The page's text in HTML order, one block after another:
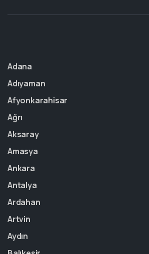
Adana
Adıyaman
Afyonkarahisar
Ağrı
Aksaray
Amasya
Ankara
Antalya
Ardahan
Artvin
Aydın